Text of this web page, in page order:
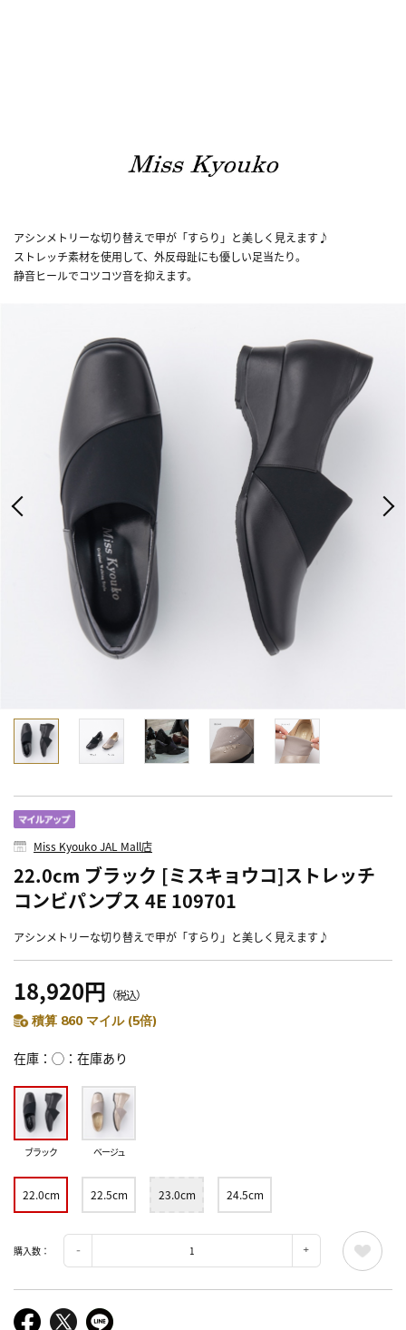
アシンメトリーな切り替えで甲が「すらり」と美しく見えます♪
ストレッチ素材を使用して、外反母趾にも優しい足当たり。
静音ヒールでコツコツ音を抑えます。
Miss Kyouko JAL Mall店
22.0cm ブラック [ミスキョウコ]ストレッチ
コンビパンプス 4E 109701
アシンメトリーな切り替えで甲が「すらり」と美しく見えます♪
18,920円 （税込）
積算 860 マイル (5倍)
在庫 ◯：在庫あり
ブラック ベージュ
22.0cm 22.5cm 23.0cm 24.5cm
購入数：